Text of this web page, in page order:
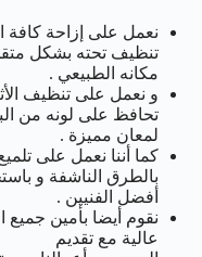
نعمل على إزاحة كافة
تنظيف تحته بشكل
مكانه الطبيعي .
و نعمل على تنظيف
تحافظ على لونه من
لمعان مميزة .
كما أننا نعمل على
بالطرق الناشفة و
أفضل الفنيين .
نقوم أيضا بأمين جميع
عالية مع تقديم